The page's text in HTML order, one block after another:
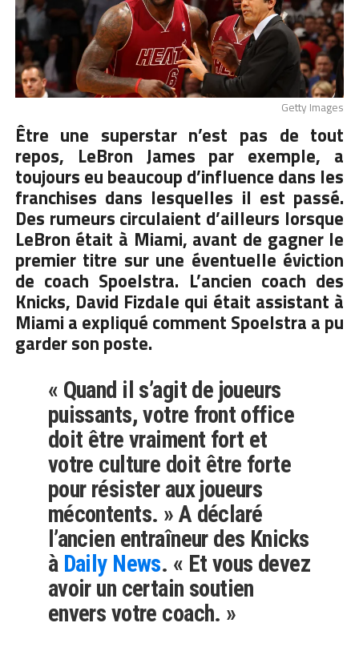
Getty Images
Être une superstar n’est pas de tout
repos, LeBron James par exemple, a
toujours eu beaucoup d’influence dans les
franchises dans lesquelles il est passé.
Des rumeurs circulaient d’ailleurs lorsque
LeBron était à Miami, avant de gagner le
premier titre sur une éventuelle éviction
de coach Spoelstra. L’ancien coach des
Knicks, David Fizdale qui était assistant à
Miami a expliqué comment Spoelstra a pu
garder son poste.
« Quand il s’agit de joueurs
puissants, votre front office
doit être vraiment fort et
votre culture doit être forte
pour résister aux joueurs
mécontents. » A déclaré
l’ancien entraîneur des Knicks
à Daily News. « Et vous devez
avoir un certain soutien
envers votre coach. »